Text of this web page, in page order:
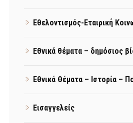
Εθελοντισμός-Εταιρική
Εθνικά θέματα – δημόσιος
Εθνικά Θέματα – Ιστορία –
Εισαγγελείς